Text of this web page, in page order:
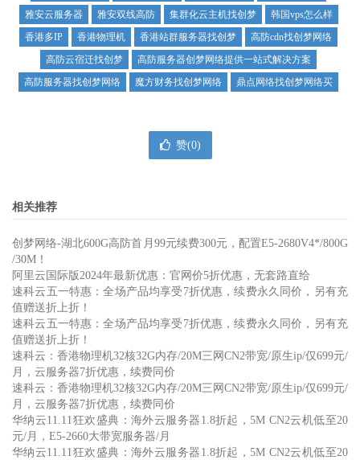
雅安云服务器
雅安双线高防 集群化云主机找创梦
韩国vps怎么样
香港多IP
香港物理机 香港站群服务器找创梦
高防cdn找创梦网络
高防云宿迁找创梦
高防服务器创梦网络提供一站式解决方案
高防服务器找创梦网络
魔方财务找创梦网络 鼎点网络找创梦网络买
赞(0)
相关推荐
创梦网络-湖北600G高防首月99元续费300元，配置E5-2680V4*/800G
/30M！
阿里云国际版2024年最新优惠：官网价5折优惠，无套路直给
速科云五一特惠：全场产品均享受7折优惠，续费永久同价，另有充
值赠送折上折！
速科云五一特惠：全场产品均享受7折优惠，续费永久同价，另有充
值赠送折上折！
速科云：香港物理机32核32G内存/20M三网CN2带宽/原生ip/仅699元/
月，云服务器7折优惠，续费同价
速科云：香港物理机32核32G内存/20M三网CN2带宽/原生ip/仅699元/
月，云服务器7折优惠，续费同价
华纳云11.11狂欢盛典：海外云服务器1.8折起，5M CN2云机低至20
元/月，E5-2660大带宽服务器/月
华纳云11.11狂欢盛典：海外云服务器1.8折起，5M CN2云机低至20